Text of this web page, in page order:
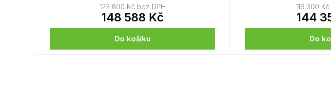
122 800 Kč bez DPH
148 588 Kč
Do košíku
119 300
144
Do